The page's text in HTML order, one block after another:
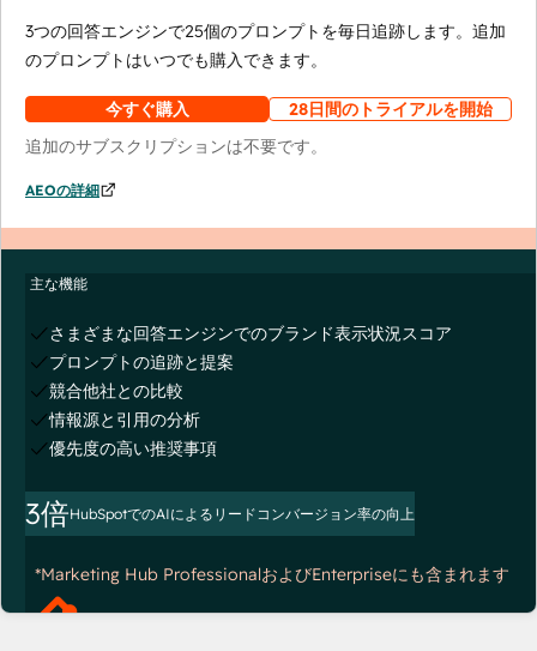
3つの回答エンジンで25個のプロンプトを毎日追跡します。追加
のプロンプトはいつでも購入できます。
今すぐ購入
28日間のトライアルを開始
追加のサブスクリプションは不要です。
AEOの詳細
主な機能
さまざまな回答エンジンでのブランド表示状況スコア
プロンプトの追跡と提案
競合他社との比較
情報源と引用の分析
優先度の高い推奨事項
3倍HubSpotでのAIによるリードコンバージョン率の向上
*Marketing Hub ProfessionalおよびEnterpriseにも含まれます